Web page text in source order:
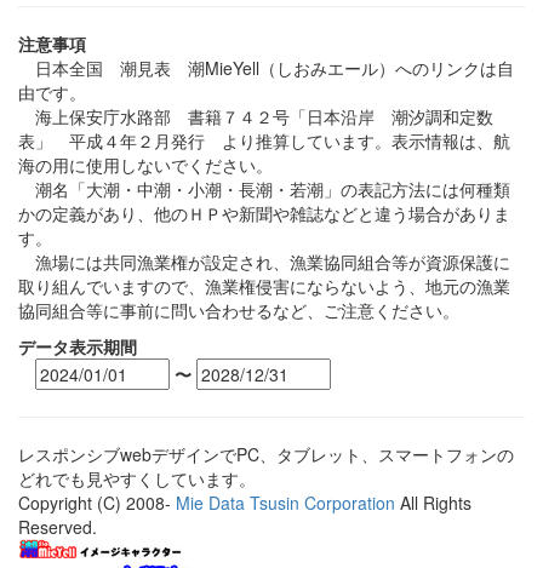
注意事項
日本全国 潮見表 潮MieYell（しおみエール）へのリンクは自
由です。
海上保安庁水路部 書籍７４２号「日本沿岸 潮汐調和定数
表」 平成４年２月発行 より推算しています。表示情報は、航
海の用に使用しないでください。
潮名「大潮・中潮・小潮・長潮・若潮」の表記方法には何種類
かの定義があり、他のＨＰや新聞や雑誌などと違う場合がありま
す。
漁場には共同漁業権が設定され、漁業協同組合等が資源保護に
取り組んでいますので、漁業権侵害にならないよう、地元の漁業
協同組合等に事前に問い合わせるなど、ご注意ください。
データ表示期間
〜
レスポンシブwebデザインでPC、タブレット、スマートフォンの
どれでも見やすくしています。
Copyright (C) 2008- Mie Data Tsusin Corporation All Rights
Reserved.